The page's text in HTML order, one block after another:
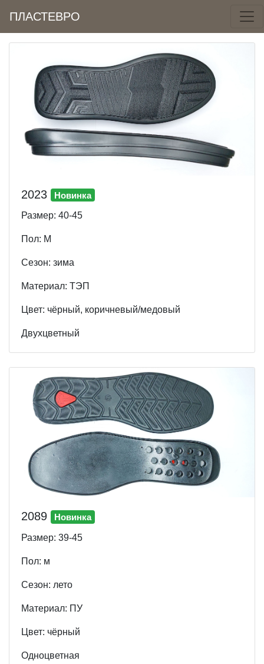
ПЛАСТЕВРО
2023 Новинка
Размер: 40-45
Пол: М
Cезон: зима
Материал: ТЭП
Цвет: чёрный, коричневый/медовый
Двухцветный
2089 Новинка
Размер: 39-45
Пол: м
Cезон: лето
Материал: ПУ
Цвет: чёрный
Одноцветная